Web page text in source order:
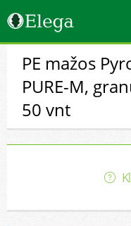
PE mažos
PURE-M,
50 vnt